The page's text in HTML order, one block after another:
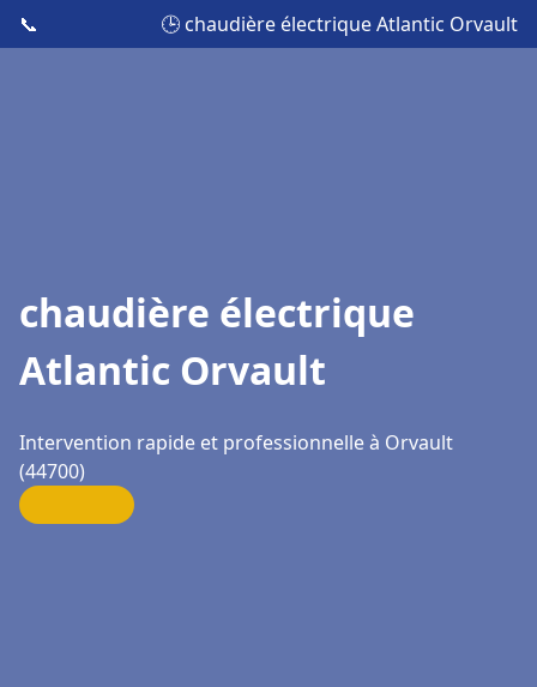
📞 🕒 chaudière électrique Atlantic Orvault
chaudière électrique
Atlantic Orvault
Intervention rapide et professionnelle à Orvault
(44700)